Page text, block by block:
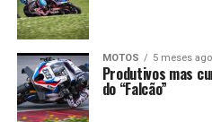
MOTOS 5 meses ago
Produtivos mas
do “Falcão”